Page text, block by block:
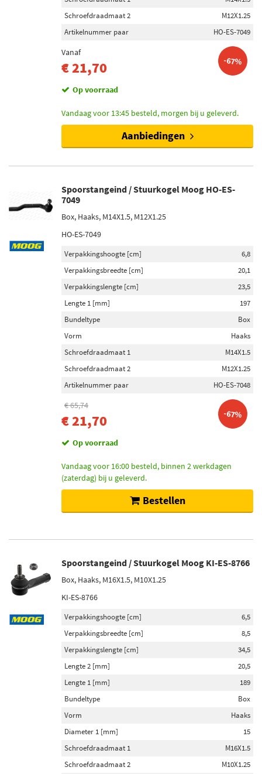
Schroefdraadmaat 2
M12X1.25
Artikelnummer paar
HO-ES-7049
Vanaf
€ 21,70 -67%
Op voorraad
Vandaag voor 13:45 besteld, morgen bij u geleverd.
Aanbiedingen
Spoorstangeind / Stuurkogel Moog HO-ES-
7049
Box, Haaks, M14X1.5, M12X1.25
HO-ES-7049
Verpakkingshoogte [cm]
6,8
Verpakkingsbreedte [cm]
20,1
Verpakkingslengte [cm]
23,5
Lengte 1 [mm]
197
Bundeltype
Box
Vorm
Haaks
Schroefdraadmaat 1
M14X1.5
Schroefdraadmaat 2
M12X1.25
Artikelnummer paar
HO-ES-7048
€ 65,74
€ 21,70 -67%
Op voorraad
Vandaag voor 16:00 besteld, binnen 2 werkdagen
(zaterdag) bij u geleverd.
Bestellen
Spoorstangeind / Stuurkogel Moog KI-ES-8766
Box, Haaks, M16X1.5, M10X1.25
KI-ES-8766
Verpakkingshoogte [cm]
6,5
Verpakkingsbreedte [cm]
8,5
Verpakkingslengte [cm]
34,5
Lengte 2 [mm]
20,5
Lengte 1 [mm]
189
Bundeltype
Box
Vorm
Haaks
Diameter 1 [mm]
15
Schroefdraadmaat 1
M16X1.5
Schroefdraadmaat 2
M10X1.25